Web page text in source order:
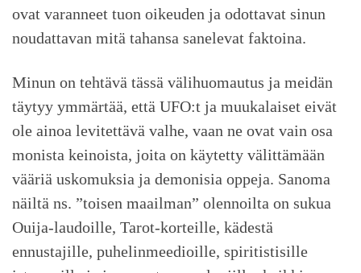
ovat varanneet tuon oikeuden ja odottavat sinun
noudattavan mitä tahansa sanelevat faktoina.
Minun on tehtävä tässä välihuomautus ja meidän
täytyy ymmärtää, että UFO:t ja muukalaiset eivät
ole ainoa levitettävä valhe, vaan ne ovat vain osa
monista keinoista, joita on käytetty välittämään
vääriä uskomuksia ja demonisia oppeja. Sanoma
näiltä ns. ”toisen maailman” olennoilta on sukua
Ouija-laudoille, Tarot-korteille, kädestä
ennustajille, puhelinmeedioille, spiritistisille